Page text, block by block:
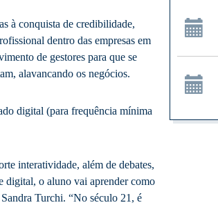
à conquista de credibilidade,
dentro das empresas em
de gestores para que se
alavancando os negócios.
digital (para frequência mínima
interatividade, além de debates,
digital, o aluno vai aprender como
Turchi. “No século 21, é